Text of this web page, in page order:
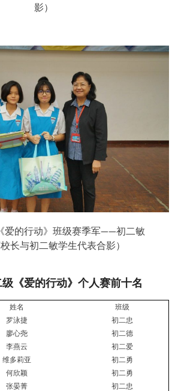
影）
爱的行动》班级赛季军——初二敏
校长与初二敏学生代表合影）
《爱的行动》个人赛前十名
姓名
班级
罗泳捷
初二忠
廖心尧
初二德
李燕云
初二爱
维多莉亚
初二勇
何欣颖
初二勇
张晏菁
初二忠